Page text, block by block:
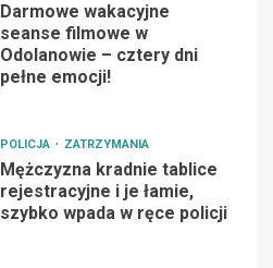
Darmowe wakacyjne
seanse filmowe w
Odolanowie – cztery dni
pełne emocji!
POLICJA ZATRZYMANIA
Mężczyzna kradnie tablice
rejestracyjne i je łamie,
szybko wpada w ręce policji